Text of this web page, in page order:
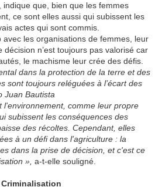
que, bien que les femmes
ce sont elles aussi qui subissent les
actes qui sont commis.
avec les organisations de femmes, leur
décision n’est toujours pas valorisé car
le machisme leur crée des défis.
dans la protection de la terre et des
sont toujours reléguées à l’écart des
Juan Bautista
l'environnement, comme leur propre
subissent les conséquences des
des récoltes. Cependant, elles
à un défi dans l'agriculture : la
dans la prise de décision, et c'est ce
», a-t-elle souligné.
Criminalisation